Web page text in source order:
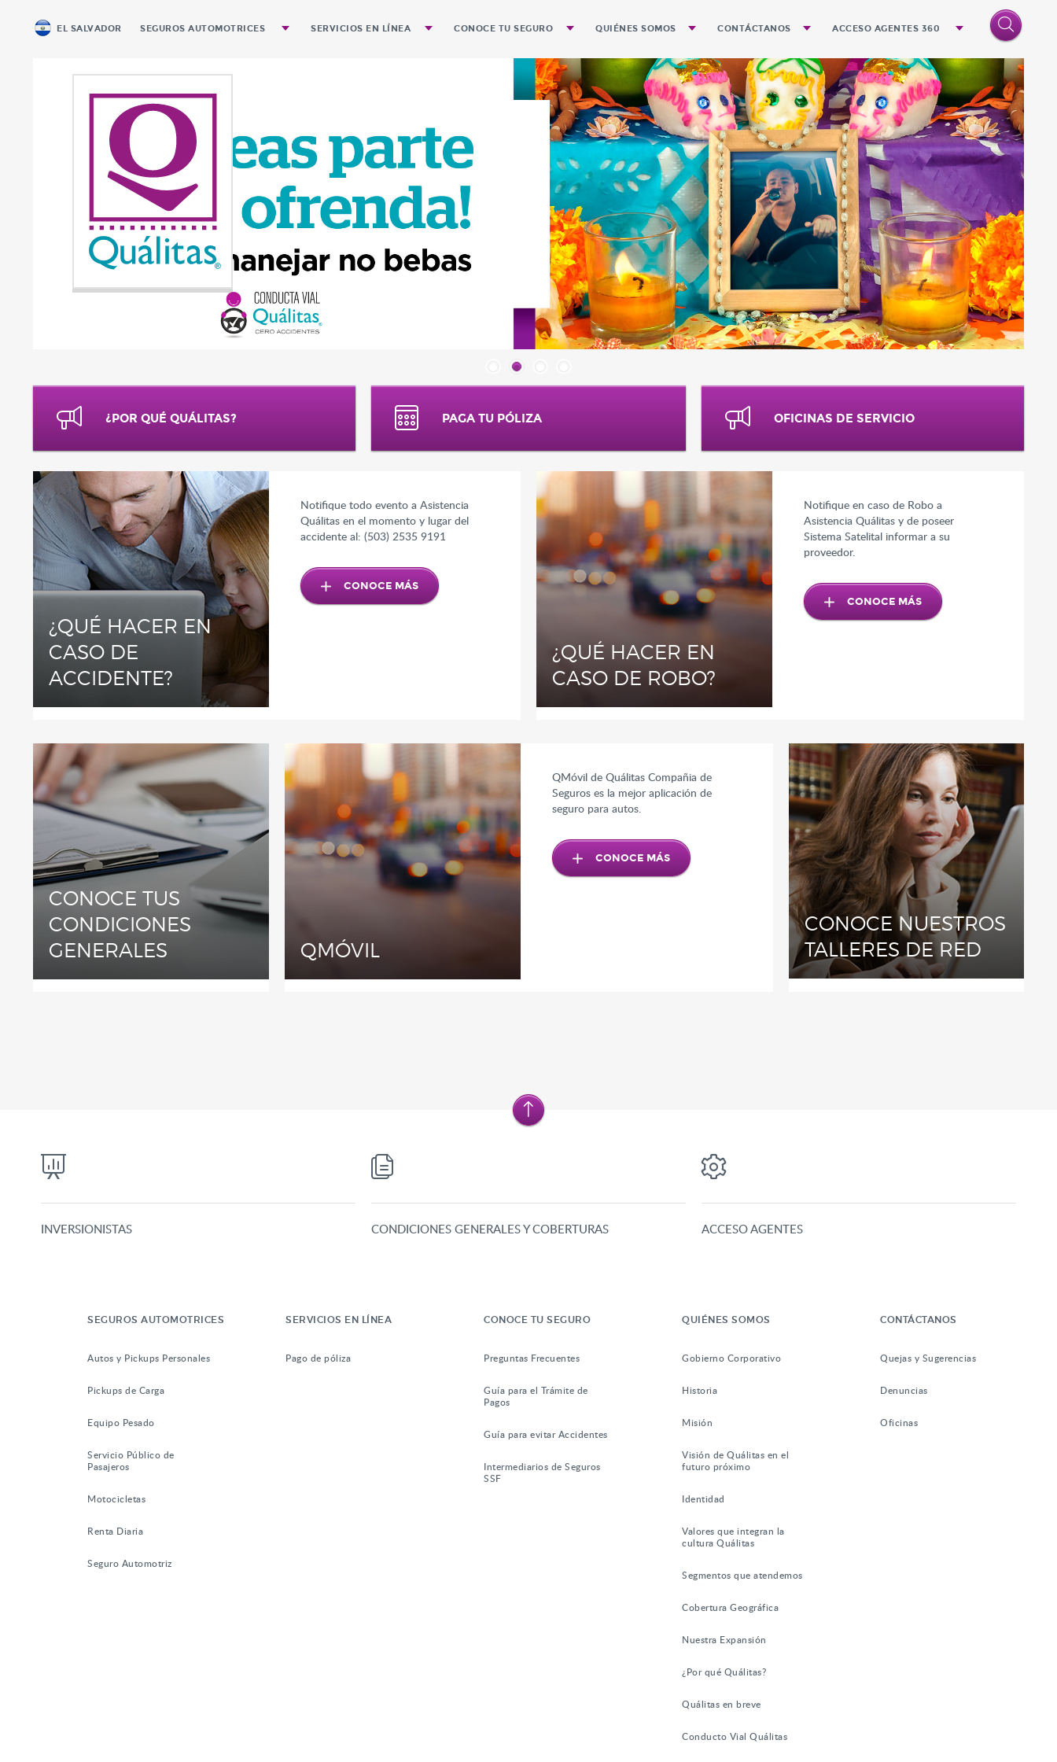
EL SALVADOR SEGUROS AUTOMOTRICES
Pickups de Carga
Equipo Pesado
Servicio Público de Pasajeros
Motocicletas
Renta Diaria
SERVICIOS EN LÍNEA CONOCE TU SEGURO
Preguntas Frecuentes
Guía para el Trámite de Pagos
Guía para evitar Accidentes
QUIÉNES SOMOS
Gobierno Corporativo
Historia
Misión
Visión de Quálitas en el futuro próximo
Identidad
Valores que integran la cultura Quálitas
Segmentos que atendemos
Cobertura Geográfica
Nuestra Expansión
¿Por qué Quálitas?
CONTÁCTANOS
Quejas y Sugerencias
Denuncias
Oficinas
ACCESO AGENTES 360
¿POR QUÉ QUÁLITAS? PAGA TU PÓLIZA OFICINAS DE SERVICIO
¿QUÉ HACER EN
CASO DE
ACCIDENTE?
Notifique todo evento a Asistencia
Quálitas en el momento y lugar del
accidente al: (503) 2535 9191
CONOCE MÁS
¿QUÉ HACER EN
CASO DE ROBO?
Notifique en caso de Robo a
Asistencia Quálitas y de poseer
Sistema Satelital informar a su
proveedor.
CONOCE MÁS
CONOCE TUS
CONDICIONES
GENERALES
QMÓVIL
QMóvil de Quálitas Compañia de
Seguros es la mejor aplicación de
seguro para autos.
CONOCE MÁS
CONOCE NUESTROS
TALLERES DE RED
INVERSIONISTAS CONDICIONES GENERALES Y COBERTURAS ACCESO AGENTES
SEGUROS AUTOMOTRICES
Autos y Pickups Personales
Pickups de Carga
Equipo Pesado
Servicio Público de
Pasajeros
Motocicletas
Renta Diaria
Seguro Automotriz
SERVICIOS EN LÍNEA
Pago de póliza
CONOCE TU SEGURO
Preguntas Frecuentes
Guía para el Trámite de
Pagos
Guía para evitar Accidentes
Intermediarios de Seguros
SSF
QUIÉNES SOMOS
Gobierno Corporativo
Historia
Misión
Visión de Quálitas en el
futuro próximo
Identidad
Valores que integran la
cultura Quálitas
Segmentos que atendemos
Cobertura Geográfica
Nuestra Expansión
¿Por qué Quálitas?
Quálitas en breve
Conducto Vial Quálitas
CONTÁCTANOS
Quejas y Sugerencias
Denuncias
Oficinas